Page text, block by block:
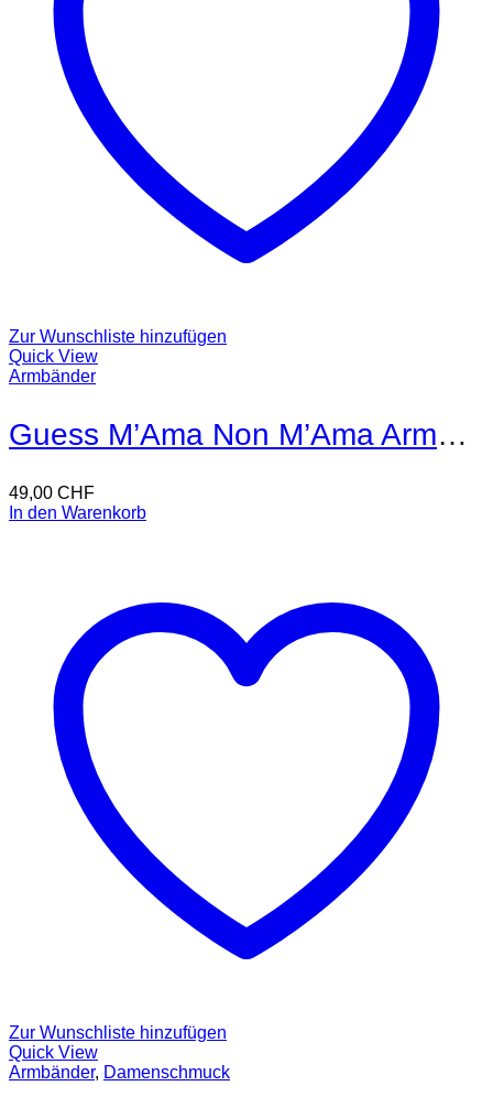
Zur Wunschliste hinzufügen
Quick View
Armbänder
Guess M’Ama Non M’Ama Armband
49,00 CHF
In den Warenkorb
Zur Wunschliste hinzufügen
Quick View
Armbänder, Damenschmuck